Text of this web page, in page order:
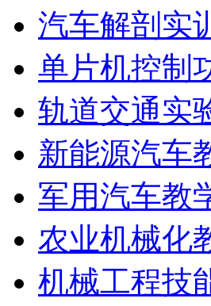
汽车解剖实
单片机控制
轨道交通实
新能源汽车
军用汽车教
农业机械化
机械工程技